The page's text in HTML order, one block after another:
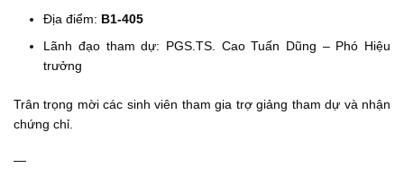
Địa điểm: B1-405
Lãnh đạo tham dự: PGS.TS. Cao Tuấn Dũng – Phó Hiệu
trưởng
Trân trọng mời các sinh viên tham gia trợ giảng tham dự và nhận
chứng chỉ.
—